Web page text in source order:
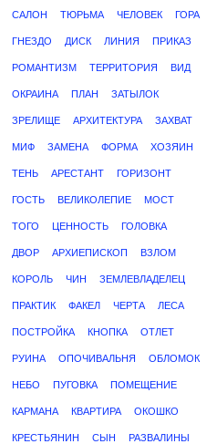
САЛОН ТЮРЬМА ЧЕЛОВЕК ГОРА
ГНЕЗДО ДИСК ЛИНИЯ ПРИКАЗ
РОМАНТИЗМ ТЕРРИТОРИЯ ВИД
ОКРАИНА ПЛАН ЗАТЫЛОК
ЗРЕЛИЩЕ АРХИТЕКТУРА ЗАХВАТ
МИФ ЗАМЕНА ФОРМА ХОЗЯИН
ТЕНЬ АРЕСТАНТ ГОРИЗОНТ
ГОСТЬ ВЕЛИКОЛЕПИЕ МОСТ
ТОГО ЦЕННОСТЬ ГОЛОВКА
ДВОР АРХИЕПИСКОП ВЗЛОМ
КОРОЛЬ ЧИН ЗЕМЛЕВЛАДЕЛЕЦ
ПРАКТИК ФАКЕЛ ЧЕРТА ЛЕСА
ПОСТРОЙКА КНОПКА ОТЛЕТ
РУИНА ОПОЧИВАЛЬНЯ ОБЛОМОК
НЕБО ПУГОВКА ПОМЕЩЕНИЕ
КАРМАНА КВАРТИРА ОКОШКО
КРЕСТЬЯНИН СЫН РАЗВАЛИНЫ